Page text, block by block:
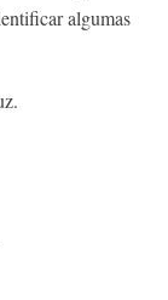
algumas